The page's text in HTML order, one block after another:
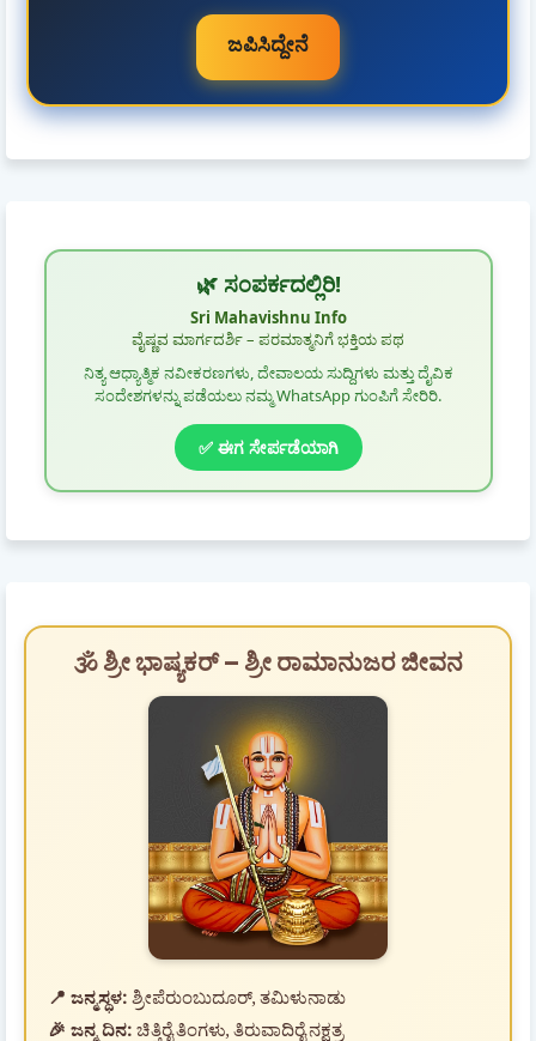
ಜಪಿಸಿದ್ದೇನೆ
🌿 ಸಂಪರ್ಕದಲ್ಲಿರಿ!
Sri Mahavishnu Info
ವೈಷ್ಣವ ಮಾರ್ಗದರ್ಶಿ – ಪರಮಾತ್ಮನಿಗೆ ಭಕ್ತಿಯ ಪಥ
ನಿತ್ಯ ಆಧ್ಯಾತ್ಮಿಕ ನವೀಕರಣಗಳು, ದೇವಾಲಯ ಸುದ್ದಿಗಳು ಮತ್ತು ದೈವಿಕ
ಸಂದೇಶಗಳನ್ನು ಪಡೆಯಲು ನಮ್ಮ WhatsApp ಗುಂಪಿಗೆ ಸೇರಿರಿ.
✅ ಈಗ ಸೇರ್ಪಡೆಯಾಗಿ
🕉️ ಶ್ರೀ ಭಾಷ್ಯಕರ್ – ಶ್ರೀ ರಾಮಾನುಜರ ಜೀವನ
📍 ಜನ್ಮಸ್ಥಳ:ಶ್ರೀಪೆರುಂಬುದೂರ್, ತಮಿಳುನಾಡು
🎉 ಜನ್ಮ ದಿನ:ಚಿತ್ತಿರೈ ತಿಂಗಳು, ತಿರುವಾದಿರೈ ನಕ್ಷತ್ರ